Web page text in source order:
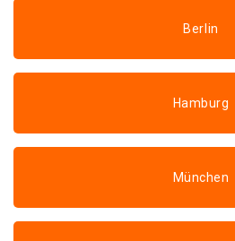
Berlin
Hamburg
München